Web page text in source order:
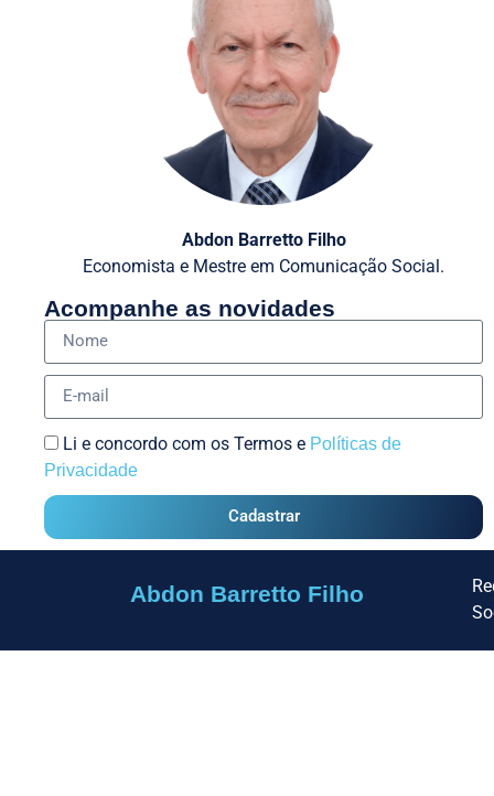
Abdon Barretto Filho
Economista e Mestre em Comunicação Social.
Acompanhe as novidades
Li e concordo com os Termos e Políticas de
Privacidade
Cadastrar
Abdon Barretto Filho